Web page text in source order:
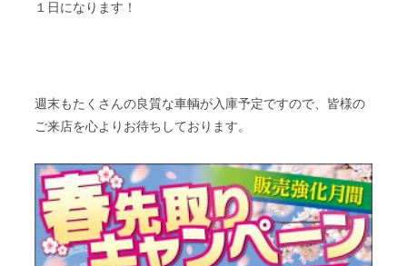
１日になります！
週末もたくさんの良質な車輌が入庫予定ですので、皆様の
ご来店を心よりお待ちしております。